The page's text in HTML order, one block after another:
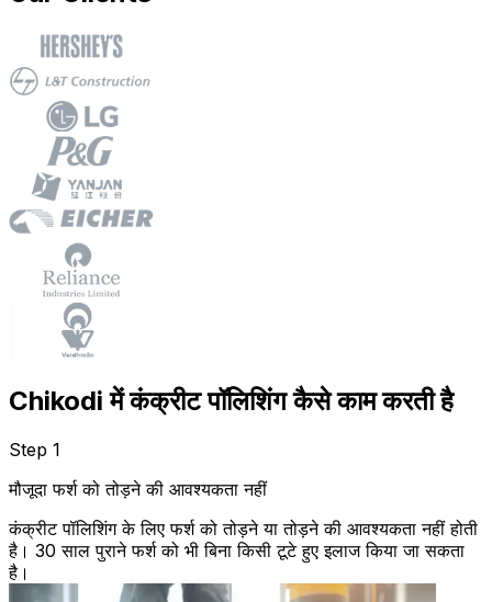
Chikodi में कंक्रीट पॉलिशिंग कैसे काम करती है
Step 1
मौजूदा फर्श को तोड़ने की आवश्यकता नहीं
कंक्रीट पॉलिशिंग के लिए फर्श को तोड़ने या तोड़ने की आवश्यकता नहीं होती
है। 30 साल पुराने फर्श को भी बिना किसी टूटे हुए इलाज किया जा सकता
है।